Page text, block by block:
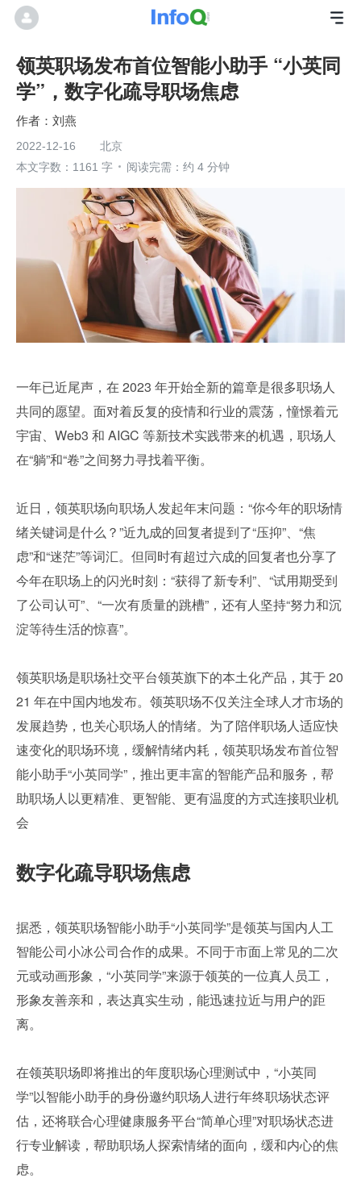
领英职场发布首位智能小助手 “小英同
学”，数字化疏导职场焦虑
刘燕
2022-12-16
北京
本文字数：1161 字
阅读完需：约 4 分钟
一年已近尾声，在 2023 年开始全新的篇章是很多职场人
共同的愿望。面对着反复的疫情和行业的震荡，憧憬着元
宇宙、Web3 和 AIGC 等新技术实践带来的机遇，职场人
在“躺”和“卷”之间努力寻找着平衡。
近日，领英职场向职场人发起年末问题：“你今年的职场情
绪关键词是什么？”近九成的回复者提到了“压抑”、“焦
虑”和“迷茫”等词汇。但同时有超过六成的回复者也分享了
今年在职场上的闪光时刻：“获得了新专利”、“试用期受到
了公司认可”、“一次有质量的跳槽”，还有人坚持“努力和沉
淀等待生活的惊喜”。
领英职场是职场社交平台领英旗下的本土化产品，其于 20
21 年在中国内地发布。领英职场不仅关注全球人才市场的
发展趋势，也关心职场人的情绪。为了陪伴职场人适应快
速变化的职场环境，缓解情绪内耗，领英职场发布首位智
能小助手“小英同学”，推出更丰富的智能产品和服务，帮
助职场人以更精准、更智能、更有温度的方式连接职业机
会
数字化疏导职场焦虑
据悉，领英职场智能小助手“小英同学”是领英与国内人工
智能公司小冰公司合作的成果。不同于市面上常见的二次
元或动画形象，“小英同学”来源于领英的一位真人员工，
形象友善亲和，表达真实生动，能迅速拉近与用户的距
离。
在领英职场即将推出的年度职场心理测试中，“小英同
学”以智能小助手的身份邀约职场人进行年终职场状态评
估，还将联合心理健康服务平台“简单心理”对职场状态进
行专业解读，帮助职场人探索情绪的面向，缓和内心的焦
虑。